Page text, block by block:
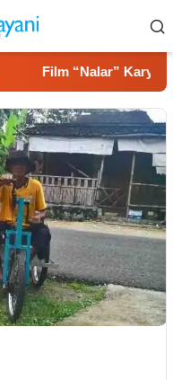
Film “Nalar” Karya Guru